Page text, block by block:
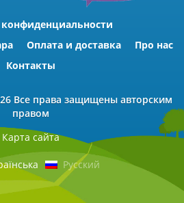
Оплата и доставка
Про нас
Контакты
Всe права защищены авторским
правом
Карта сайта
Русский